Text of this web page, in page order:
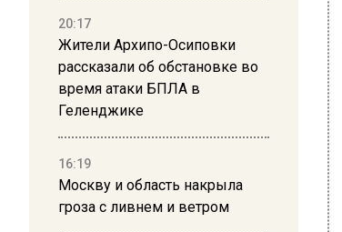
20:17
Жители Архипо-Осиповки
рассказали об обстановке во
время атаки БПЛА в
Геленджике
16:19
Москву и область накрыла
гроза с ливнем и ветром